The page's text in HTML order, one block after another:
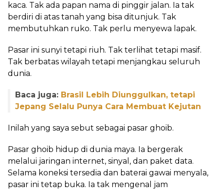
kaca. Tak ada papan nama di pinggir jalan. Ia tak
berdiri di atas tanah yang bisa ditunjuk. Tak
membutuhkan ruko. Tak perlu menyewa lapak.
Pasar ini sunyi tetapi riuh. Tak terlihat tetapi masif.
Tak berbatas wilayah tetapi menjangkau seluruh
dunia.
Baca juga: Brasil Lebih Diunggulkan, tetapi
Jepang Selalu Punya Cara Membuat Kejutan
Inilah yang saya sebut sebagai pasar ghoib.
Pasar ghoib hidup di dunia maya. Ia bergerak
melalui jaringan internet, sinyal, dan paket data.
Selama koneksi tersedia dan baterai gawai menyala,
pasar ini tetap buka. Ia tak mengenal jam